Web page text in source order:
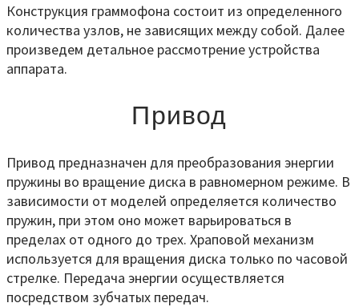
Конструкция граммофона состоит из определенного
количества узлов, не зависящих между собой. Далее
произведем детальное рассмотрение устройства
аппарата.
Привод
Привод предназначен для преобразования энергии
пружины во вращение диска в равномерном режиме. В
зависимости от моделей определяется количество
пружин, при этом оно может варьироваться в
пределах от одного до трех. Храповой механизм
используется для вращения диска только по часовой
стрелке. Передача энергии осуществляется
посредством зубчатых передач.